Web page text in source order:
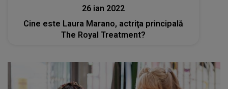
26 ian 2022
Cine este Laura Marano, actriţa principală
The Royal Treatment?